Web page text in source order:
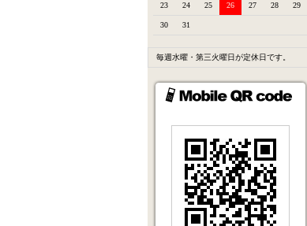
23 24 25 26 27 28 29
30 31
毎週水曜・第三火曜日が定休日です。